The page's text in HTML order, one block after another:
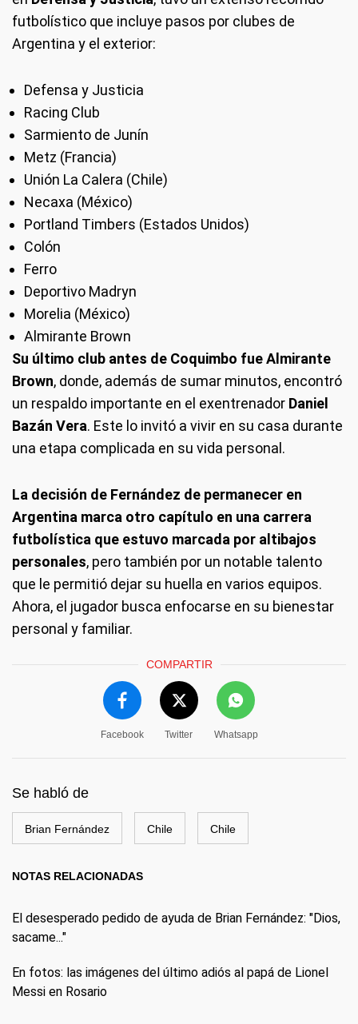
futbolístico que incluye pasos por clubes de
Argentina y el exterior:
Defensa y Justicia
Racing Club
Sarmiento de Junín
Metz (Francia)
Unión La Calera (Chile)
Necaxa (México)
Portland Timbers (Estados Unidos)
Colón
Ferro
Deportivo Madryn
Morelia (México)
Almirante Brown
Su último club antes de Coquimbo fue Almirante
Brown, donde, además de sumar minutos, encontró
un respaldo importante en el exentrenador Daniel
Bazán Vera. Este lo invitó a vivir en su casa durante
una etapa complicada en su vida personal.
La decisión de Fernández de permanecer en
Argentina marca otro capítulo en una carrera
futbolística que estuvo marcada por altibajos
personales, pero también por un notable talento
que le permitió dejar su huella en varios equipos.
Ahora, el jugador busca enfocarse en su bienestar
personal y familiar.
COMPARTIR
Facebook Twitter Whatsapp
Se habló de
Brian Fernández Chile Chile
NOTAS RELACIONADAS
El desesperado pedido de ayuda de Brian Fernández: "Dios,
sacame..."
En fotos: las imágenes del último adiós al papá de Lionel
Messi en Rosario